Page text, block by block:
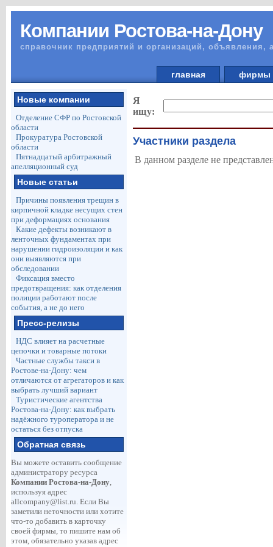
Компании Ростова-на-Дону
справочник предприятий и организаций, объявления,
главная
Новые компании
Отделение СФР по Ростовской
области
Прокуратура Ростовской
области
Пятнадцатый арбитражный
апелляционный суд
Новые статьи
Причины появления трещин в
кирпичной кладке несущих стен
при деформациях основания
Какие дефекты возникают в
ленточных фундаментах при
нарушении гидроизоляции и как
они выявляются при
обследовании
Фиксация вместо
предотвращения: как отделения
полиции работают после
события, а не до него
Пресс-релизы
НДС влияет на расчетные
цепочки и товарные потоки
Частные службы такси в
Ростове-на-Дону: чем
отличаются от агрегаторов и как
выбрать лучший вариант
Туристические агентства
Ростова-на-Дону: как выбрать
надёжного туроператора и не
остаться без отпуска
Обратная связь
Вы можете оставить сообщение
администратору ресурса
Компании Ростова-на-Дону,
используя адрес
allcompany@list.ru. Если Вы
заметили неточности или хотите
что-то добавить в карточку
своей фирмы, то пишите нам об
этом, обязательно указав адрес
Я
ищу:
Участники раздела
В данном разделе не